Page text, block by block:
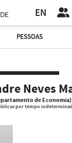
EN
PESSOAS
Neves
de Economia)
por tempo